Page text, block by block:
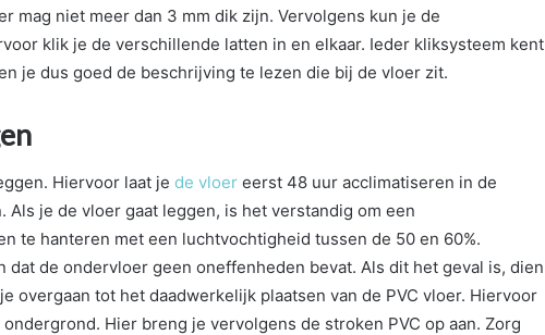
mag niet meer dan 3 mm dik zijn. Vervolgens kun je de
klik je de verschillende latten in en elkaar. Ieder kliksysteem kent
je dus goed de beschrijving te lezen die bij de vloer zit.
Hiervoor laat je de vloer eerst 48 uur acclimatiseren in de
Als je de vloer gaat leggen, is het verstandig om een
te hanteren met een luchtvochtigheid tussen de 50 en 60%.
dat de ondervloer geen oneffenheden bevat. Als dit het geval is, dien
overgaan tot het daadwerkelijk plaatsen van de PVC vloer. Hiervoor
Hier breng je vervolgens de stroken PVC op aan. Zorg